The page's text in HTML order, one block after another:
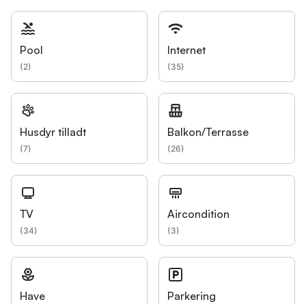
Pool
(2)
Internet
(35)
Husdyr tilladt
(7)
Balkon/Terrasse
(26)
TV
(34)
Aircondition
(3)
Have Parkering